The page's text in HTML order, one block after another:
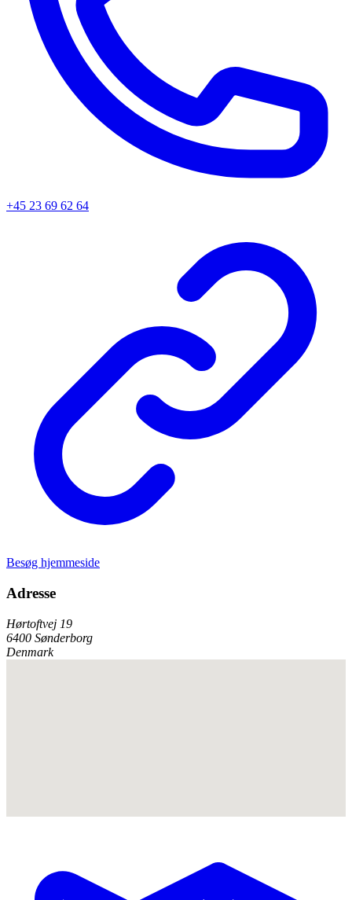
+45 23 69 62 64
Besøg hjemmeside
Adresse
Hørtoftvej 19
6400 Sønderborg
Denmark